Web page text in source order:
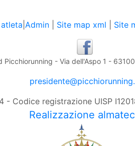
Admin Site map xml Site
Picchiorunning - Via dell'Aspo 1 -
- Codice registrazione UISP
Realizzazione